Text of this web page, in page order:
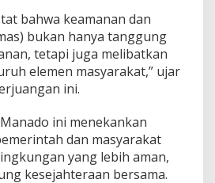
bahwa keamanan dan
bukan hanya tanggung
tetapi juga melibatkan
elemen masyarakat,” ujar
ini.
ini menekankan
dan masyarakat
yang lebih aman,
kesejahteraan bersama.